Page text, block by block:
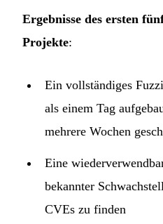
Ergebnisse des ersten
Projekte:
Ein vollständiges
als einem Tag
mehrere Wochen
Eine
bekannter
CVEs zu finden